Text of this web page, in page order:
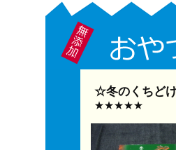
☆冬のくちど
★★★★★